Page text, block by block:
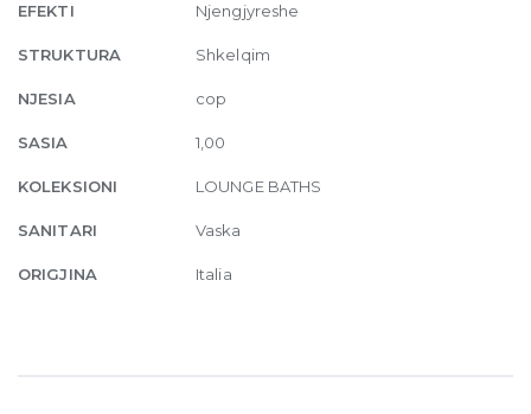
60
quantity
EFEKTI Njengjyreshe
STRUKTURA Shkelqim
NJESIA cop
SASIA 1,00
KOLEKSIONI LOUNGE BATHS
SANITARI Vaska
ORIGJINA Italia